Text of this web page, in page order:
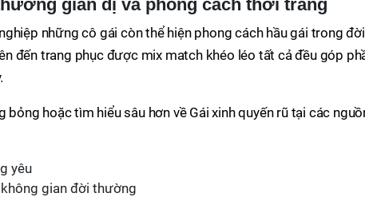
giản dị và phong cách thời trang
những cô gái còn thể hiện phong cách hầu gái trong đời
đến trang phục được mix match khéo léo tất cả đều góp
bỏng hoặc tìm hiểu sâu hơn về Gái xinh quyến rũ tại các
gian đời thường